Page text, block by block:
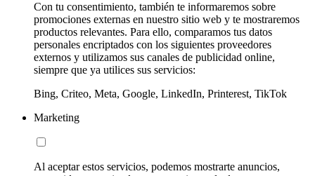
Con tu consentimiento, también te informaremos sobre
promociones externas en nuestro sitio web y te mostraremos
productos relevantes. Para ello, comparamos tus datos
personales encriptados con los siguientes proveedores
externos y utilizamos sus canales de publicidad online,
siempre que ya utilices sus servicios:
Bing, Criteo, Meta, Google, LinkedIn, Printerest, TikTok
Marketing
Al aceptar estos servicios, podemos mostrarte anuncios,